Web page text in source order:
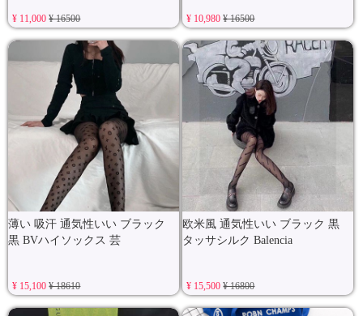
¥ 11,000¥ 16500 ¥ 10,980¥ 16500
薄い 吸汗 通気性いい ブラック
黒 BVハイソックス 芸
¥ 15,100¥ 18610
欧米風 通気性いい ブラック 黒
タッサシルク Balencia
¥ 15,500¥ 16800